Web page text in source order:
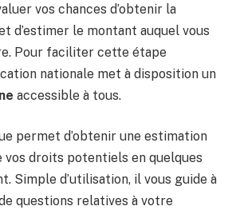
vos chances d’obtenir la
d’estimer le montant auquel vous
Pour faciliter cette étape
nationale met à disposition un
accessible à tous.
permet d’obtenir une estimation
vos droits potentiels en quelques
Simple d’utilisation, il vous guide à
questions relatives à votre